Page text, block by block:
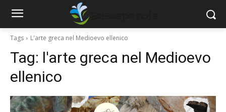
Tags L'arte greca nel Medioevo ellenico
Tag: l'arte greca nel Medioevo
ellenico